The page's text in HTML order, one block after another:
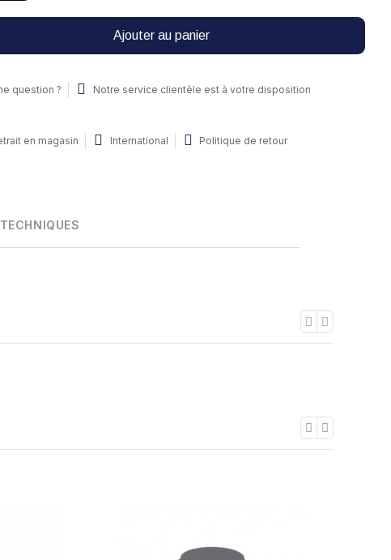
Ajouter au panier
question ? Notre service clientèle est à votre disposition
en magasin International Politique de retour